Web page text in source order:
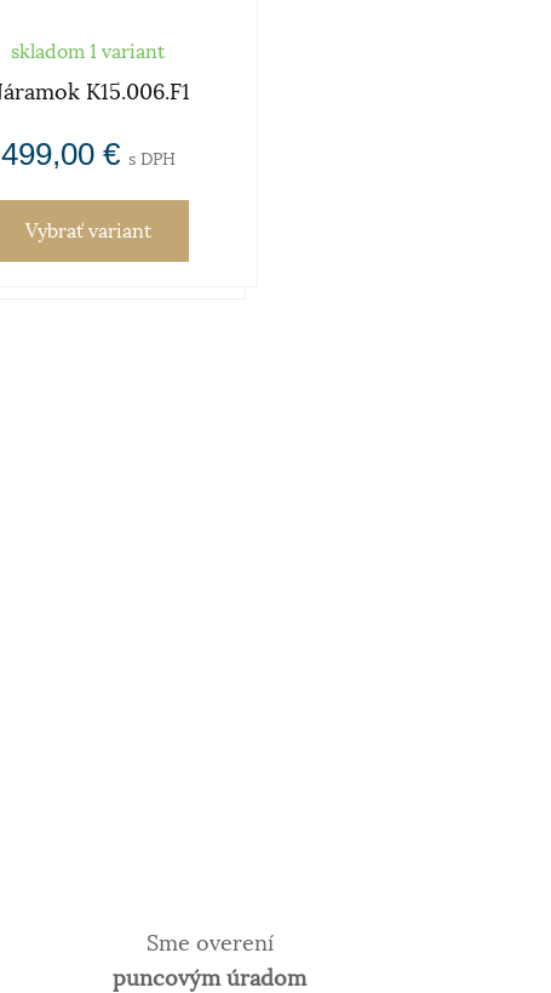
skladom 1 variant
K15.006.F1
499,00 € s DPH
Vybrať variant
Sme overení
puncovým úradom